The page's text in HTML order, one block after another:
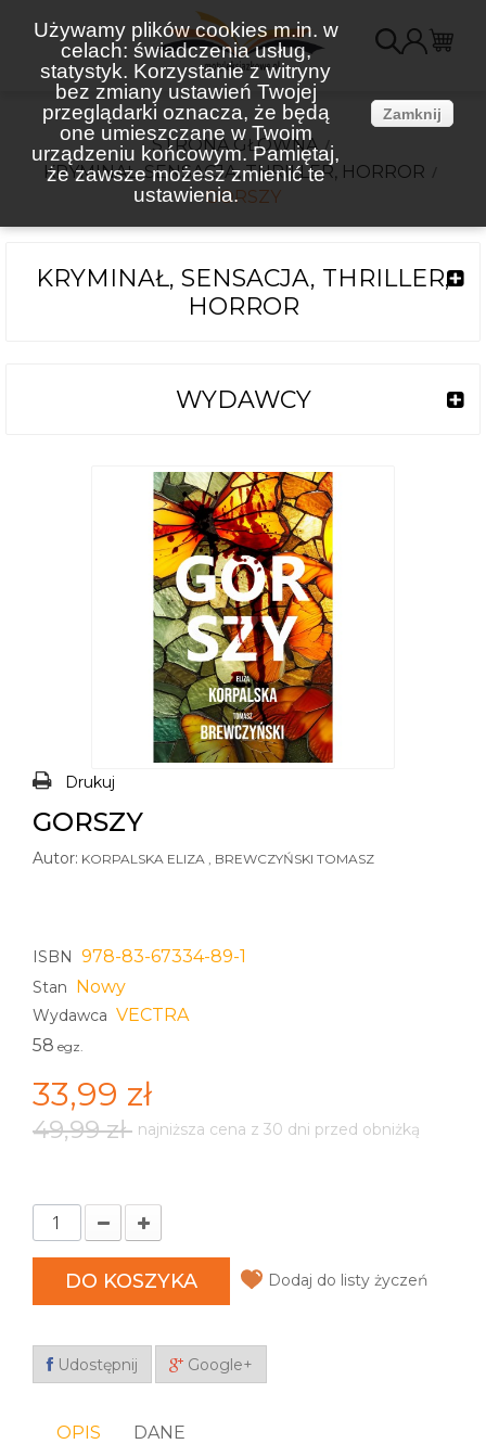
Używamy plików cookies m.in. w
celach: świadczenia usług,
statystyk. Korzystanie z witryny
bez zmiany ustawień Twojej
przeglądarki oznacza, że będą
one umieszczane w Twoim
urządzeniu końcowym. Pamiętaj,
że zawsze możesz zmienić te
ustawienia.
Zamknij
STRONA GŁÓWNA
KRYMINAŁ, SENSACJA, THRILLER, HORROR
GORSZY
KRYMINAŁ, SENSACJA, THRILLER,
HORROR
WYDAWCY
Drukuj
GORSZY
Autor: KORPALSKA ELIZA , BREWCZYŃSKI TOMASZ
ISBN 978-83-67334-89-1
Stan Nowy
Wydawca VECTRA
58 egz.
33,99 zł
49,99 zł najniższa cena z 30 dni przed obniżką
DO KOSZYKA Dodaj do listy życzeń
Udostępnij Google+
OPIS DANE